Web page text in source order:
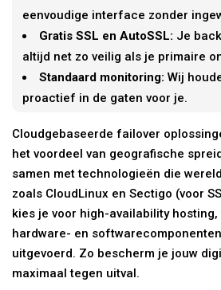
eenvoudige interface zonder
Gratis SSL en AutoSSL: Je
altijd net zo veilig als je primaire
Standaard monitoring: Wij
proactief in de gaten voor je.
Cloudgebaseerde failover
het voordeel van geografische
samen met technologieën die
zoals CloudLinux en Sectigo (voor
kies je voor high-availability
hardware- en
uitgevoerd. Zo bescherm je jouw
maximaal tegen uitval.